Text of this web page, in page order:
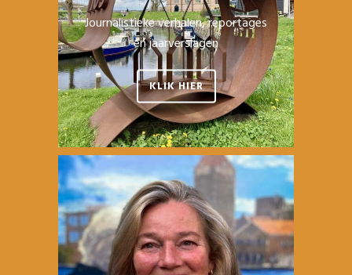
Journalistieke verhalen, reportages
en jaarverslagen
KLIK HIER